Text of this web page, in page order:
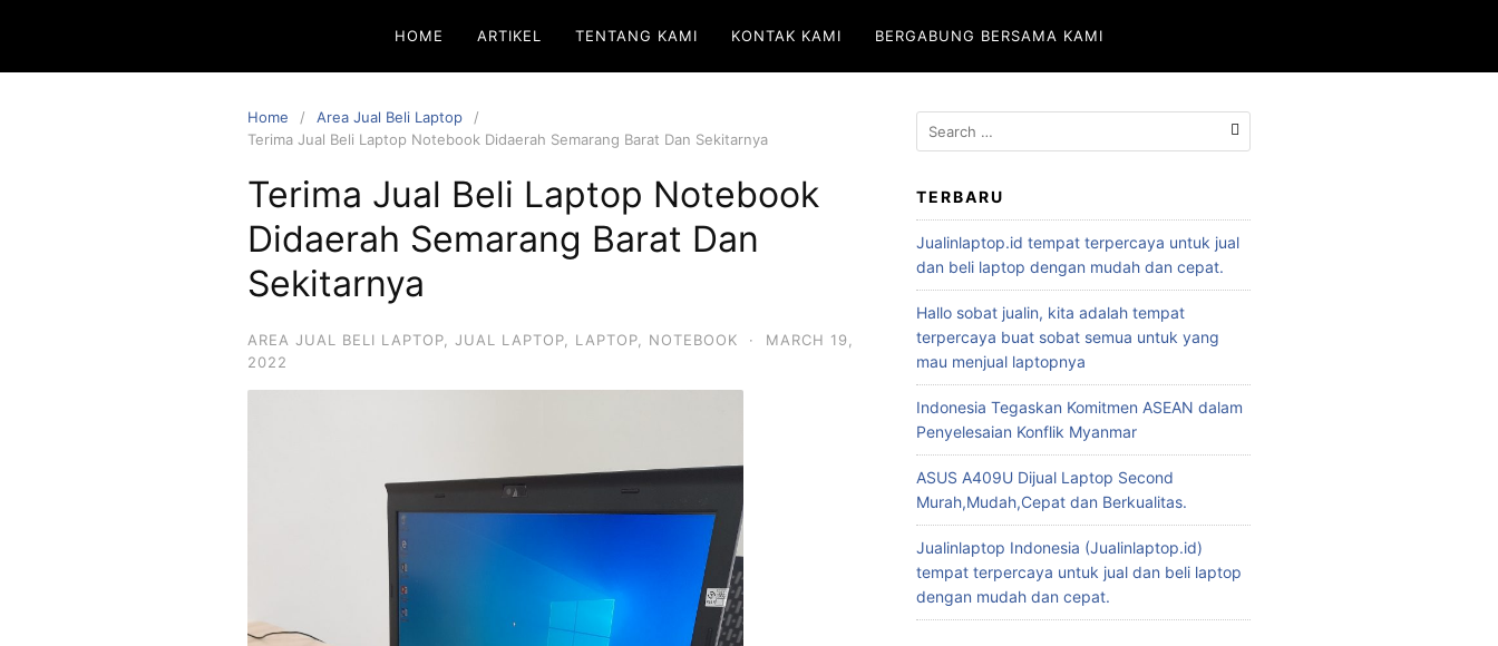
HOME ARTIKEL TENTANG KAMI KONTAK KAMI BERGABUNG BERSAMA KAMI
Home
Area Jual Beli Laptop
Terima Jual Beli Laptop Notebook Didaerah Semarang Barat Dan Sekitarnya
Terima Jual Beli Laptop Notebook
Didaerah Semarang Barat Dan
Sekitarnya
AREA JUAL BELI LAPTOP JUAL LAPTOP LAPTOP NOTEBOOK ·
MARCH 19,
2022
TERBARU
Jualinlaptop.id tempat terpercaya untuk jual
dan beli laptop dengan mudah dan cepat.
Hallo sobat jualin, kita adalah tempat
terpercaya buat sobat semua untuk yang
mau menjual laptopnya
Indonesia Tegaskan Komitmen ASEAN dalam
Penyelesaian Konflik Myanmar
ASUS A409U Dijual Laptop Second
Murah,Mudah,Cepat dan Berkualitas.
Jualinlaptop Indonesia (Jualinlaptop.id)
tempat terpercaya untuk jual dan beli laptop
dengan mudah dan cepat.